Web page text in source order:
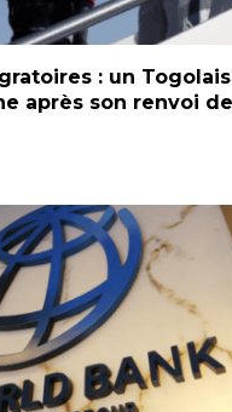
: un
après son renvoi